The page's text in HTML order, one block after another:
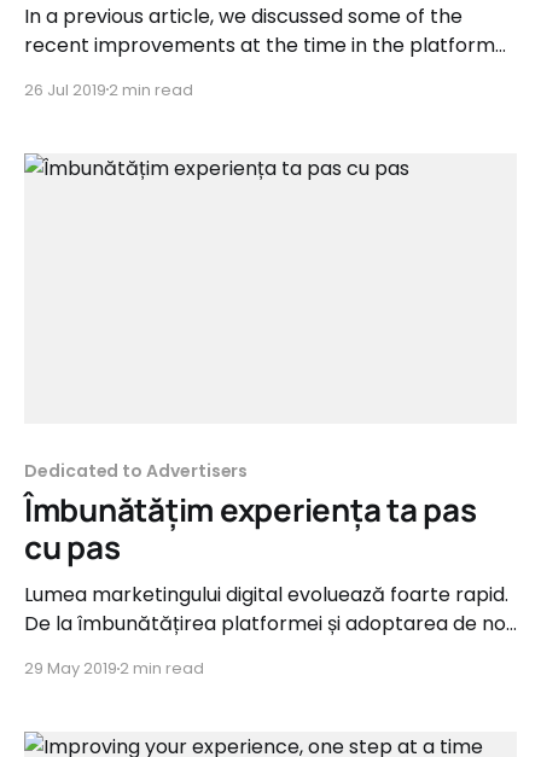
In a previous article, we discussed some of the
recent improvements at the time in the platform
their goals. This one will also bring forward
as some to the existing features. What's
26 Jul 2019 2 min read
Dedicated to Advertisers
Îmbunătățim experiența ta pas
cu pas
Lumea marketingului digital evoluează foarte rapid.
De la îmbunătățirea platformei și adoptarea de noi
marketingului, încercăm întotdeauna să ajutăm
mediu bazat pe performanță îmbunătățirea
29 May 2019 2 min read